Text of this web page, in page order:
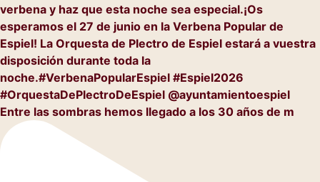
Entre las sombras hemos llegado a los 30 años de m